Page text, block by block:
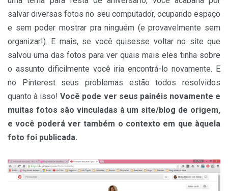
salvar diversas fotos no seu computador, ocupando espaço
e sem poder mostrar pra ninguém (e provavelmente sem
organizar!). E mais, se você quisesse voltar no site que
salvou uma das fotos para ver quais mais eles tinha sobre
o assunto dificilmente você iria encontrá-lo novamente. E
no Pinterest seus problemas estão todos resolvidos
quanto à isso!Você pode ver seus painéis novamente e
muitas fotos são vinculadas à um site/blog de origem,
e você poderá ver também o contexto em que àquela
foto foi publicada.